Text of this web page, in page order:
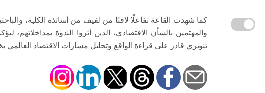
​كما شهدت القاعة تفاعلًا لافتًا من لفيف من أساتذة الكلية،
والمهتمين بالشأن الاقتصادي، الذين أثروا الندوة
تنويري قادر على قراءة الواقع وتحليل مسارات الاقتصاد